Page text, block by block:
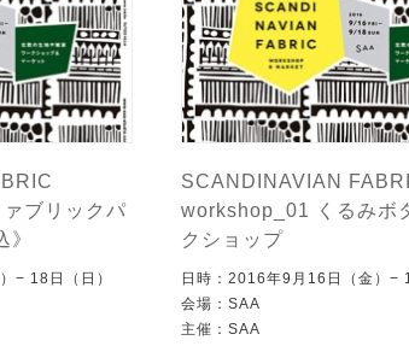
ブリックパ
− 18日（日）
SCANDINAVIAN
workshop_01 くるみボ
クショップ
日時：2016年9月16日（金）−
会場：SAA
主催：SAA